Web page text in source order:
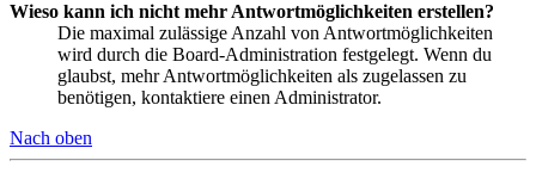
Wieso kann ich nicht mehr Antwortmöglichkeiten erstellen?
Die maximal zulässige Anzahl von Antwortmöglichkeiten
wird durch die Board-Administration festgelegt. Wenn du
glaubst, mehr Antwortmöglichkeiten als zugelassen zu
benötigen, kontaktiere einen Administrator.
Nach oben